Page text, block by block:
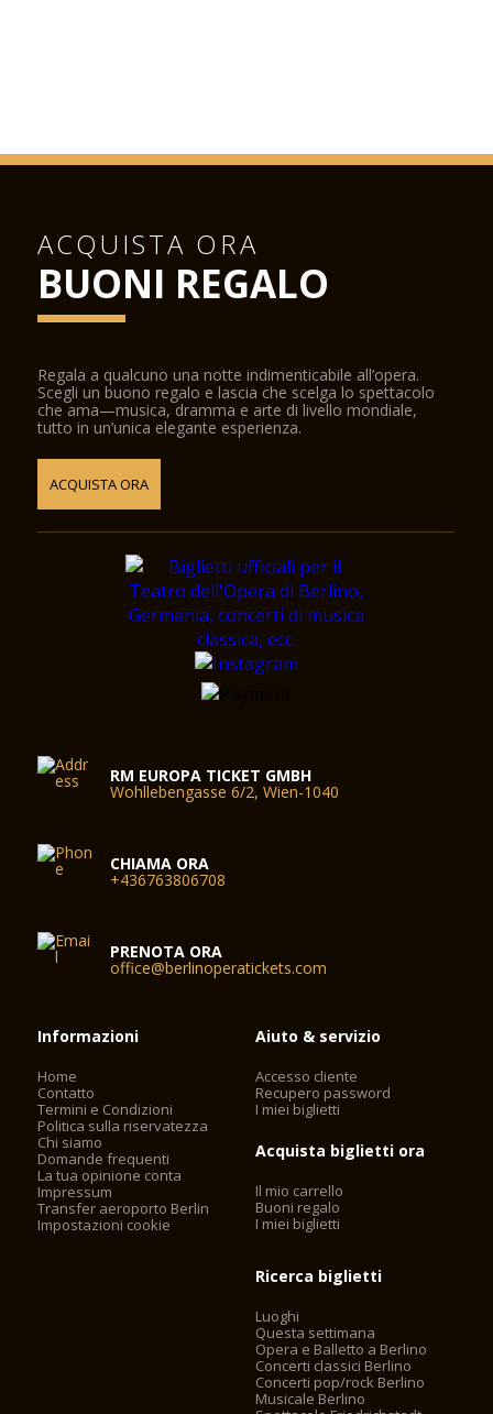
ACQUISTA ORA
BUONI REGALO
Regala a qualcuno una notte indimenticabile all’opera.
Scegli un buono regalo e lascia che scelga lo spettacolo
che ama—musica, dramma e arte di livello mondiale,
tutto in un’unica elegante esperienza.
ACQUISTA ORA
RM EUROPA TICKET GMBH
Wohllebengasse 6/2, Wien-1040
CHIAMA ORA
+436763806708
PRENOTA ORA
office@berlinoperatickets.com
Informazioni
Home
Contatto
Termini e Condizioni
Politica sulla riservatezza
Chi siamo
Domande frequenti
La tua opinione conta
Impressum
Transfer aeroporto Berlin
Impostazioni cookie
Aiuto & servizio
Accesso cliente
Recupero password
I miei biglietti
Acquista biglietti ora
Il mio carrello
Buoni regalo
I miei biglietti
Ricerca biglietti
Luoghi
Questa settimana
Opera e Balletto a Berlino
Concerti classici Berlino
Concerti pop/rock Berlino
Musicale Berlino